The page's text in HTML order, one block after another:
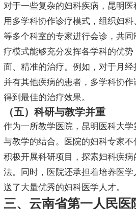
对于一些复杂的妇科疾病，昆明
用多学科协作诊疗模式，组织妇
等多个科室的专家进行会诊，共
疗模式能够充分发挥各学科的优
面、精准的治疗。例如，对于月
并有其他疾病的患者，多学科协
得到最佳的治疗效果。
（五）科研与教学并重
作为一所教学医院，昆明医科大
与教学的结合。医院的妇科专家
积极开展科研项目，探索妇科疾
法。同时，医院还承担着培养医
送了大量优秀的妇科医学人才。
三、云南省第一人民医